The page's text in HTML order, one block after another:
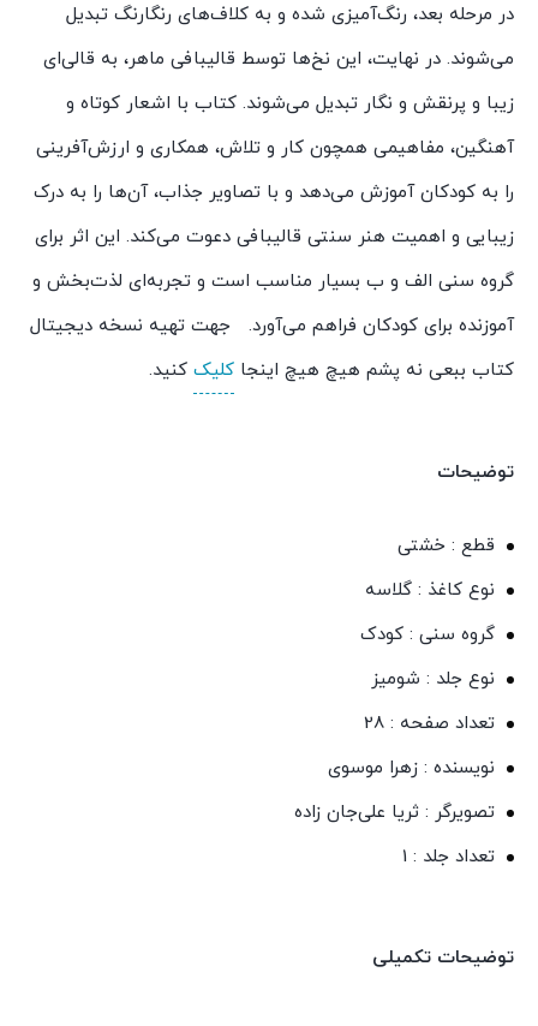
در مرحله بعد، رنگ‌آمیزی شده و به کلاف‌های رنگارنگ تبدیل
می‌شوند. در نهایت، این نخ‌ها توسط قالیبافی ماهر، به قالی‌ای
زیبا و پرنقش و نگار تبدیل می‌شوند. کتاب با اشعار کوتاه و
آهنگین، مفاهیمی همچون کار و تلاش، همکاری و ارزش‌آفرینی
را به کودکان آموزش می‌دهد و با تصاویر جذاب، آن‌ها را به درک
زیبایی و اهمیت هنر سنتی قالیبافی دعوت می‌کند. این اثر برای
گروه سنی الف و ب بسیار مناسب است و تجربه‌ای لذت‌بخش و
آموزنده برای کودکان فراهم می‌آورد. جهت تهیه نسخه دیجیتال
کتاب ببعی نه پشم هیچ هیچ اینجا کلیک کنید.
توضیحات
قطع : خشتی
نوع کاغذ : گلاسه
گروه سنی : کودک
نوع جلد : شومیز
تعداد صفحه : 28
نویسنده : زهرا موسوی
تصویرگر : ثریا علی‌جان زاده
تعداد جلد : 1
توضیحات تکمیلی